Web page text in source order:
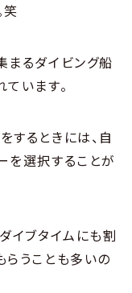
笑
まるダイビング船
います。
するときには、自
を選択することが
イブタイムにも割
らうことも多いの